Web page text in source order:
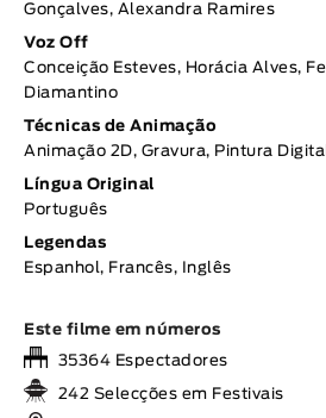
Gonçalves, Alexandra Ramires
Voz Off
Conceição Esteves, Horácia Alves,
Diamantino
Técnicas de Animação
Animação 2D, Gravura, Pintura
Língua Original
Português
Legendas
Espanhol, Francês, Inglês
Este filme em números
35364 Espectadores
242 Selecções em Festivais